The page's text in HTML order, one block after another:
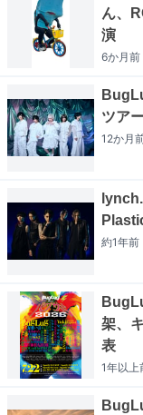
ん、
演
6か月前
ツア
12か月
約1年前
架、
表
1年以上